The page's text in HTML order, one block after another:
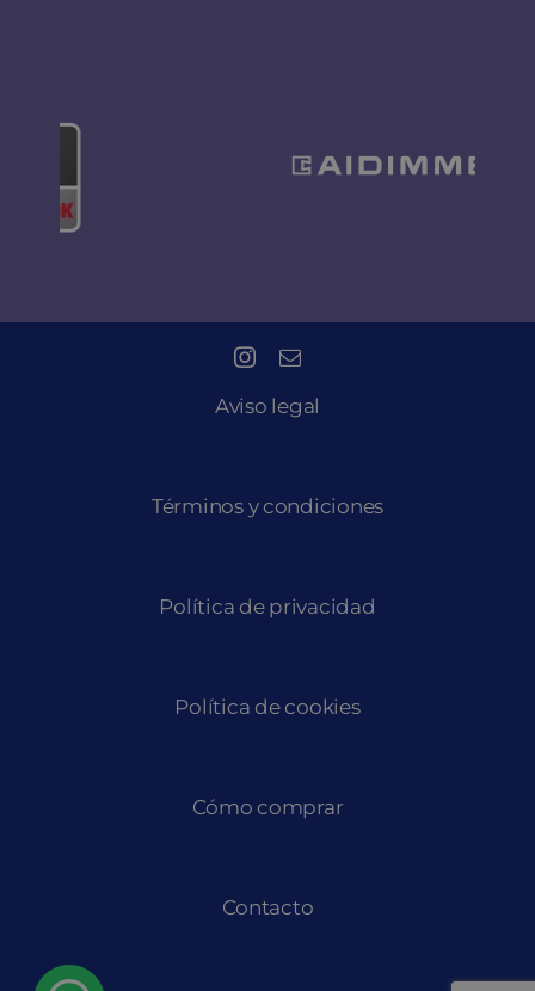
Aviso legal
Términos y condiciones
Política de privacidad
Política de cookies
Cómo comprar
Contacto